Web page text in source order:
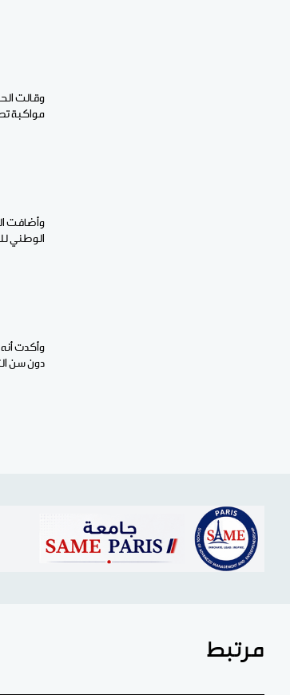
وقالت
مواكبة
وأضافت
الوطني
وأكدت
دون سن
مرتبط